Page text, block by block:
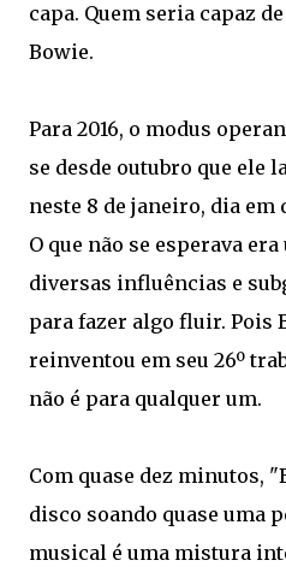
capa. Quem seria capaz
Bowie.
Para 2016, o modus
se desde outubro que ele
neste 8 de janeiro, dia em
O que não se esperava
diversas influências e
para fazer algo fluir. Pois
reinventou em seu 26º
não é para qualquer um.
Com quase dez minutos,
disco soando quase uma
musical é uma mistura